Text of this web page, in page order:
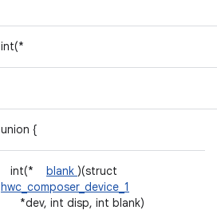
int(*
union {
int(* blank )(struct
hwc_composer_device_1
*dev, int disp, int blank)